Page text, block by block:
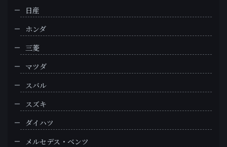
日産
ホンダ
三菱
マツダ
スバル
スズキ
ダイハツ
メルセデス・ベンツ